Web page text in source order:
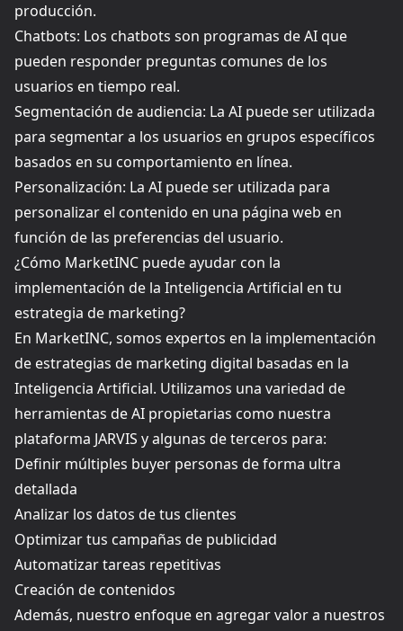
producción.
Chatbots: Los chatbots son programas de AI que
pueden responder preguntas comunes de los
usuarios en tiempo real.
Segmentación de audiencia: La AI puede ser utilizada
para segmentar a los usuarios en grupos específicos
basados en su comportamiento en línea.
Personalización: La AI puede ser utilizada para
personalizar el contenido en una página web en
función de las preferencias del usuario.
¿Cómo MarketINC puede ayudar con la
implementación de la Inteligencia Artificial en tu
estrategia de marketing?
En MarketINC, somos expertos en la implementación
de estrategias de marketing digital basadas en la
Inteligencia Artificial. Utilizamos una variedad de
herramientas de AI propietarias como nuestra
plataforma JARVIS y algunas de terceros para:
Definir múltiples buyer personas de forma ultra
detallada
Analizar los datos de tus clientes
Optimizar tus campañas de publicidad
Automatizar tareas repetitivas
Creación de contenidos
Además, nuestro enfoque en agregar valor a nuestros